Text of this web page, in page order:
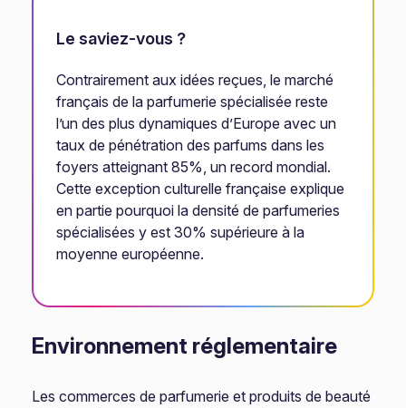
Le saviez-vous ?
Contrairement aux idées reçues, le marché
français de la parfumerie spécialisée reste
l’un des plus dynamiques d’Europe avec un
taux de pénétration des parfums dans les
foyers atteignant 85%, un record mondial.
Cette exception culturelle française explique
en partie pourquoi la densité de parfumeries
spécialisées y est 30% supérieure à la
moyenne européenne.
Environnement réglementaire
Les commerces de parfumerie et produits de beauté